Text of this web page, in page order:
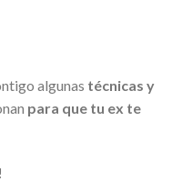
algunas técnicas y
para que tu ex te